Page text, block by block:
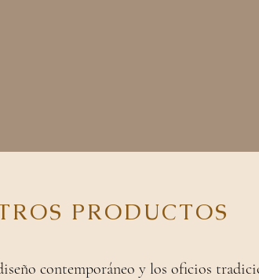
PRODUCTOS
contemporáneo y los oficios